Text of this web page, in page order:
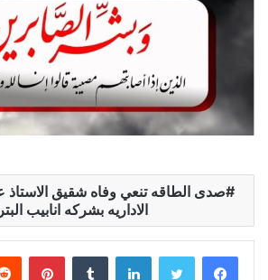
صدى الطاقه تنعي وفاه شقيق
الاداريه بشركه انابيب
لينكدإن